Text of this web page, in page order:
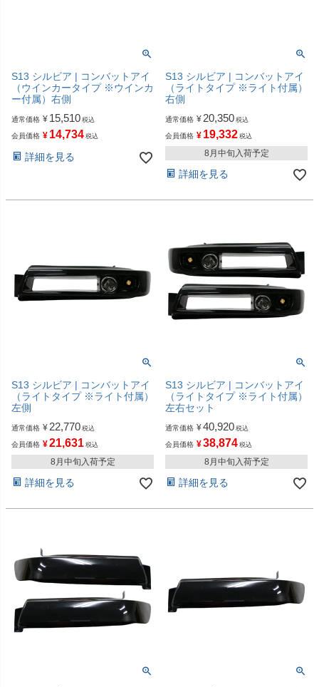
S13 シルビア | コンバットアイ
（ウインカータイプ ※ウインカ
ー付属）右側
通常価格 ¥ 15,510 税込
会員価格 ¥ 14,734 税込
詳細を見る
S13 シルビア | コンバットアイ
（ライトタイプ ※ライト付属）
右側
通常価格 ¥ 20,350 税込
会員価格 ¥ 19,332 税込
8月中旬入荷予定
詳細を見る
S13 シルビア | コンバットアイ
（ライトタイプ ※ライト付属）
左側
通常価格 ¥ 22,770 税込
会員価格 ¥21,631 税込
8月中旬入荷予定
詳細を見る
S13 シルビア | コンバットアイ
（ライトタイプ ※ライト付属）
左右セット
通常価格 ¥40,920 税込
会員価格 ¥38,874 税込
8月中旬入荷予定
詳細を見る